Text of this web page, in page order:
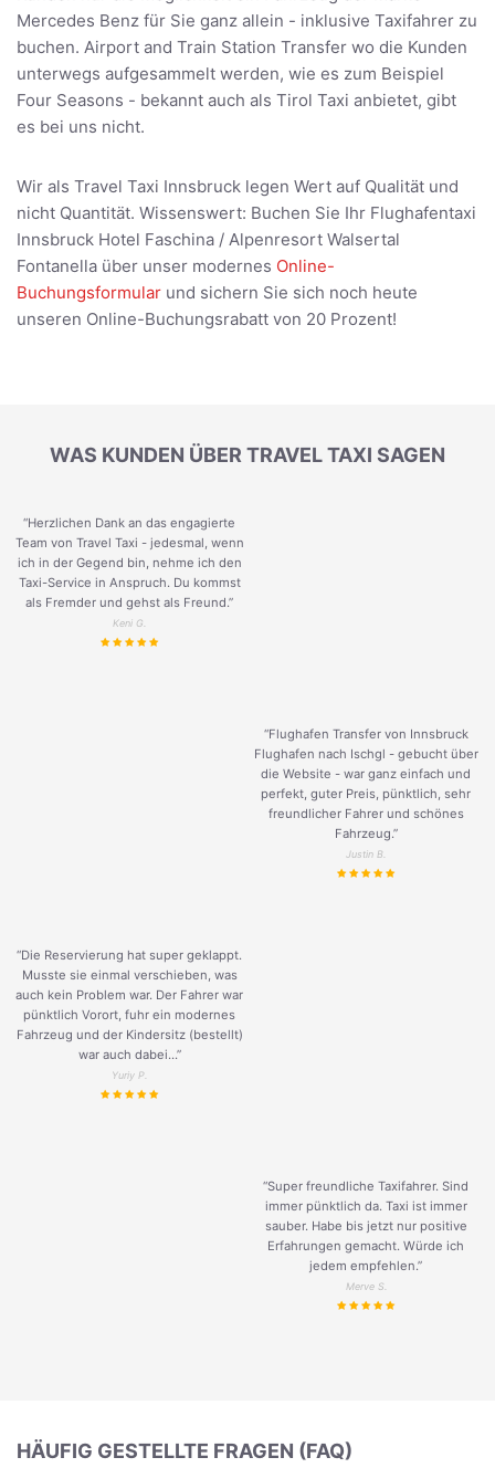
Mercedes Benz für Sie ganz allein - inklusive Taxifahrer zu
buchen. Airport and Train Station Transfer wo die Kunden
unterwegs aufgesammelt werden, wie es zum Beispiel
Four Seasons - bekannt auch als Tirol Taxi anbietet, gibt
es bei uns nicht.
Wir als Travel Taxi Innsbruck legen Wert auf Qualität und
nicht Quantität. Wissenswert: Buchen Sie Ihr Flughafentaxi
Innsbruck Hotel Faschina / Alpenresort Walsertal
Fontanella über unser modernes Online-
Buchungsformular und sichern Sie sich noch heute
unseren Online-Buchungsrabatt von 20 Prozent!
WAS KUNDEN ÜBER TRAVEL TAXI SAGEN
“Herzlichen Dank an das engagierte
Team von Travel Taxi - jedesmal, wenn
ich in der Gegend bin, nehme ich den
Taxi-Service in Anspruch. Du kommst
als Fremder und gehst als Freund.”
Keni G.
“Flughafen Transfer von Innsbruck
Flughafen nach Ischgl - gebucht über
die Website - war ganz einfach und
perfekt, guter Preis, pünktlich, sehr
freundlicher Fahrer und schönes
Fahrzeug.”
Justin B.
“Die Reservierung hat super geklappt.
Musste sie einmal verschieben, was
auch kein Problem war. Der Fahrer war
pünktlich Vorort, fuhr ein modernes
Fahrzeug und der Kindersitz (bestellt)
war auch dabei...”
Yuriy P.
“Super freundliche Taxifahrer. Sind
immer pünktlich da. Taxi ist immer
sauber. Habe bis jetzt nur positive
Erfahrungen gemacht. Würde ich
jedem empfehlen.”
Merve S.
HÄUFIG GESTELLTE FRAGEN (FAQ)